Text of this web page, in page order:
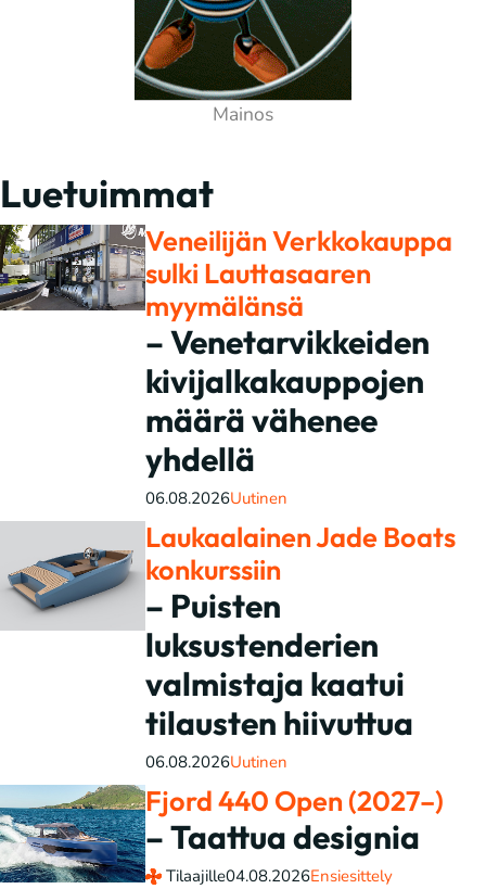
Luetuimmat
Veneilijän Verkkokauppa
sulki Lauttasaaren
myymälänsä
– Venetarvikkeiden
kivijalkakauppojen
määrä vähenee
yhdellä
06.08.2026Uutinen
Laukaalainen Jade Boats
konkurssiin
– Puisten
luksustenderien
valmistaja kaatui
tilausten hiivuttua
06.08.2026Uutinen
Fjord 440 Open (2027–)
– Taattua designia
Tilaajille04.08.2026Ensiesittely